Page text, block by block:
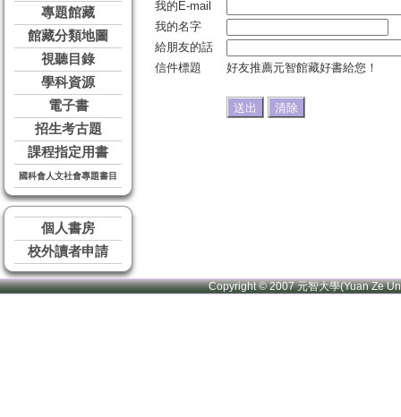
專題館藏
館藏分類地圖
視聽目錄
學科資源
電子書
招生考古題
課程指定用書
國科會人文社會專題書目
個人書房
校外讀者申請
我的E-mail
我的名字
給朋友的話
信件標題
好友推薦元智館藏好書給您！
Copyright © 2007 元智大學(Yuan Ze